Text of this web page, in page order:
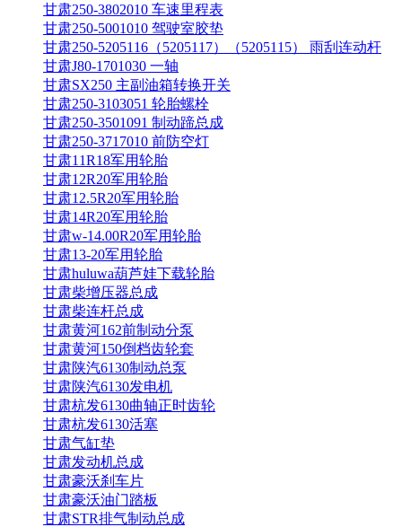
甘肃250-3802010 车速里程表
甘肃250-5001010 驾驶室胶垫
甘肃250-5205116（5205117）（5205115） 雨刮连动杆
甘肃J80-1701030 一轴
甘肃SX250 主副油箱转换开关
甘肃250-3103051 轮胎螺栓
甘肃250-3501091 制动蹄总成
甘肃250-3717010 前防空灯
甘肃11R18军用轮胎
甘肃12R20军用轮胎
甘肃12.5R20军用轮胎
甘肃14R20军用轮胎
甘肃w-14.00R20军用轮胎
甘肃13-20军用轮胎
甘肃huluwa葫芦娃下载轮胎
甘肃柴增压器总成
甘肃柴连杆总成
甘肃黄河162前制动分泵
甘肃黄河150倒档齿轮套
甘肃陕汽6130制动总泵
甘肃陕汽6130发电机
甘肃杭发6130曲轴正时齿轮
甘肃杭发6130活塞
甘肃气缸垫
甘肃发动机总成
甘肃豪沃刹车片
甘肃豪沃油门踏板
甘肃STR排气制动总成